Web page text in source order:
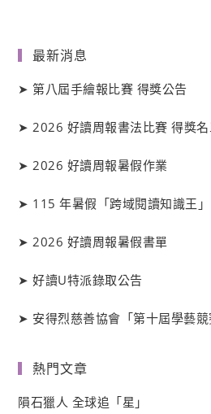
最新消息
➤第八屆手繪報比賽 得獎公告
➤2026 好讀周報書法比賽 得獎
➤2026 好讀周報暑假作業
➤ 115 年暑假「跨域閱讀知識王」
➤2026 好讀周報暑假書單
➤好讀U特派錄取公告
➤ 安得烈慈善協會「第十屆學藝
熱門文章
隕石獵人 全球追「星」